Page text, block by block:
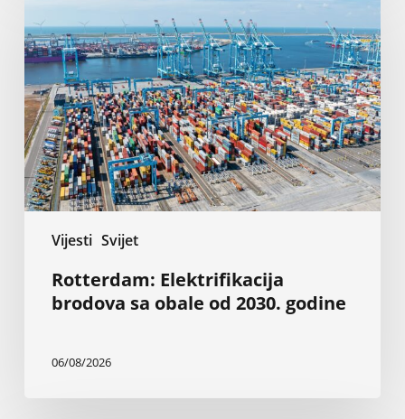
Vijesti Svijet
brodova
sa
obale
od
2030.
godine
Rotterdam: Elektrifikacija
brodova sa obale od 2030. godine
06/08/2026